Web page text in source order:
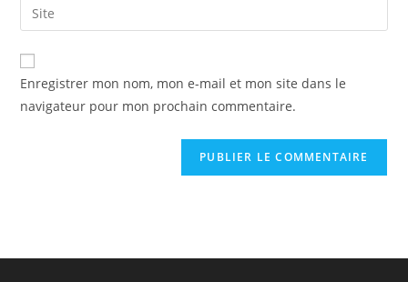
comment
address
comment
Saisir
l’URL
de
votre
(facultatif)
Enregistrer mon nom, mon e-mail et mon site dans le
navigateur pour mon prochain commentaire.